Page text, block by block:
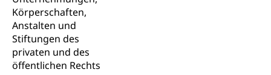
Körperschaften,
Anstalten und
Stiftungen des
privaten und des
öffentlichen Rechts
Werkankäufe, Kunstankäufe, Kunst und Bau, Schule
und Kultur, Kulturgesuche, Kulturvermittlung
Kulturförderung und Vermittlung
Angebote für Schulklassen
Mobilität